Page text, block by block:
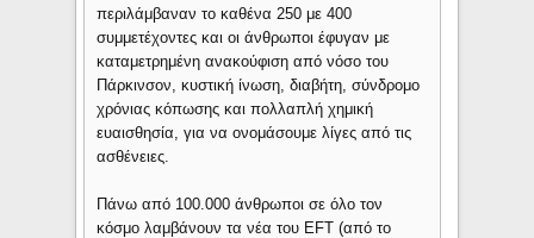
περιλάμβαναν το καθένα 250 με 400
συμμετέχοντες και οι άνθρωποι έφυγαν με
καταμετρημένη ανακούφιση από νόσο του
Πάρκινσον, κυστική ίνωση, διαβήτη, σύνδρομο
χρόνιας κόπωσης και πολλαπλή χημική
ευαισθησία, για να ονομάσουμε λίγες από τις
ασθένειες.
Πάνω από 100.000 άνθρωποι σε όλο τον
κόσμο λαμβάνουν τα νέα του EFT (από το